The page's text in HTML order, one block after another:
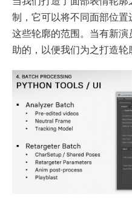
制，它可以将不同面部位
这些轮廓的范围。当有新
助的，以便我们为之打造轮